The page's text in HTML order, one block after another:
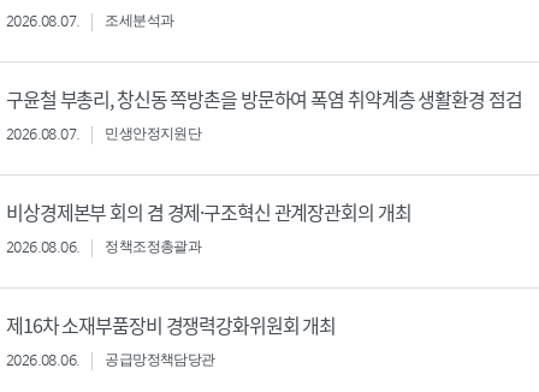
2026.08.07. 조세분석과
구윤철 부총리, 창신동 쪽방촌을 방문하여 폭염 취약계층 생활환경 점검
2026.08.07. 민생안정지원단
비상경제본부 회의 겸 경제·구조혁신 관계장관회의 개최
2026.08.06. 정책조정총괄과
제16차 소재부품장비 경쟁력강화위원회 개최
2026.08.06. 공급망정책담당관